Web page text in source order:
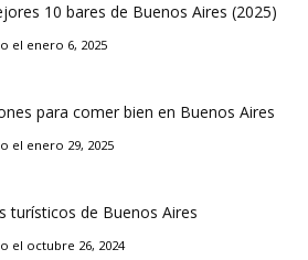
10 bares de Buenos Aires (2025)
el enero 6, 2025
para comer bien en Buenos Aires
el enero 29, 2025
turísticos de Buenos Aires
el octubre 26, 2024